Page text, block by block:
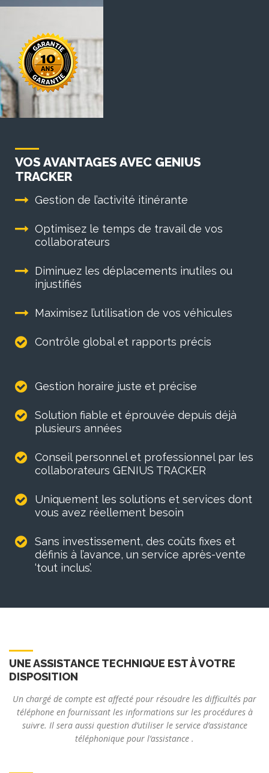
VOS AVANTAGES AVEC GENIUS
TRACKER
Gestion de l’activité itinérante
Optimisez le temps de travail de vos
collaborateurs
Diminuez les déplacements inutiles ou
injustifiés
Maximisez l’utilisation de vos véhicules
Contrôle global et rapports précis
Gestion horaire juste et précise
Solution fiable et éprouvée depuis déjà
plusieurs années
Conseil personnel et professionnel par les
collaborateurs GENIUS TRACKER
Uniquement les solutions et services dont
vous avez réellement besoin
Sans investissement, des coûts fixes et
définis à l’avance, un service après-vente
‘tout inclus’.
UNE ASSISTANCE TECHNIQUE EST À VOTRE
DISPOSITION
Un chargé de compte est affecté pour résoudre les difficultés par
téléphone en fournissant les informations sur les procédures à
suivre. Il sera aussi question d’utiliser le service d’assistance
téléphonique pour l’assistance .